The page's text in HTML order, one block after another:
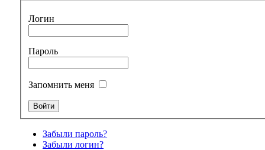
Логин
Пароль
Запомнить меня
Забыли пароль?
Забыли логин?